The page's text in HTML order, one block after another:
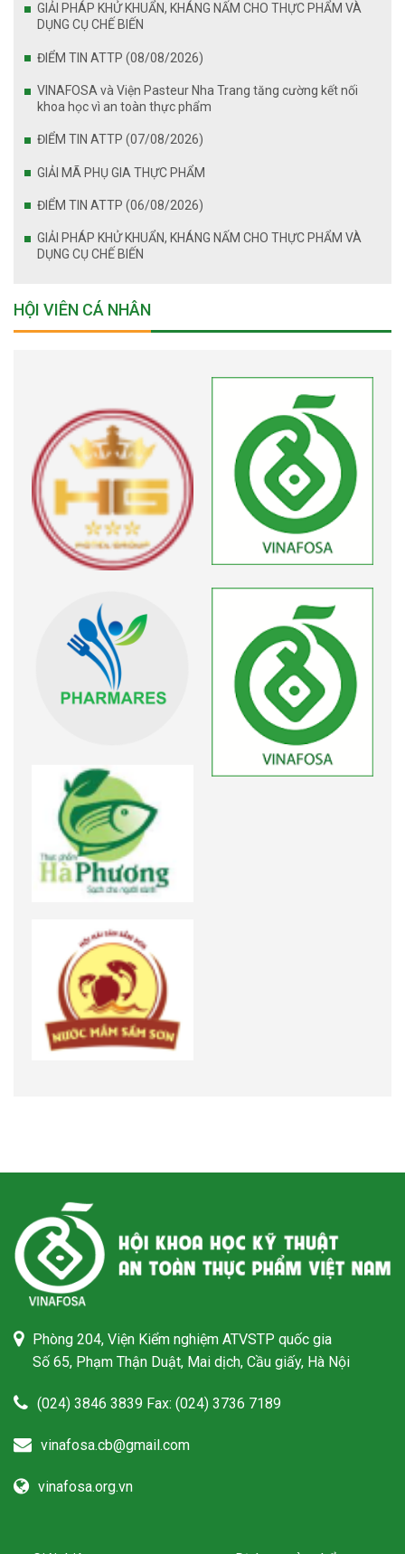
GIẢI PHÁP KHỬ KHUẨN, KHÁNG NẤM CHO THỰC PHẨM VÀ
DỤNG CỤ CHẾ BIẾN
ĐIỂM TIN ATTP (08/08/2026)
VINAFOSA và Viện Pasteur Nha Trang tăng cường kết nối
khoa học vì an toàn thực phẩm
ĐIỂM TIN ATTP (07/08/2026)
GIẢI MÃ PHỤ GIA THỰC PHẨM
ĐIỂM TIN ATTP (06/08/2026)
GIẢI PHÁP KHỬ KHUẨN, KHÁNG NẤM CHO THỰC PHẨM VÀ
DỤNG CỤ CHẾ BIẾN
HỘI VIÊN CÁ NHÂN
Phòng 204, Viện Kiểm nghiệm ATVSTP quốc gia
Số 65, Phạm Thận Duật, Mai dịch, Cầu giấy, Hà Nội
(024) 3846 3839 Fax: (024) 3736 7189
vinafosa.cb@gmail.com
vinafosa.org.vn